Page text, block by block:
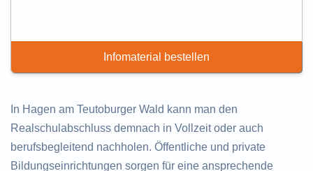
Infomaterial bestellen
In Hagen am Teutoburger Wald kann man den
Realschulabschluss demnach in Vollzeit oder auch
berufsbegleitend nachholen. Öffentliche und private
Bildungseinrichtungen sorgen für eine ansprechende